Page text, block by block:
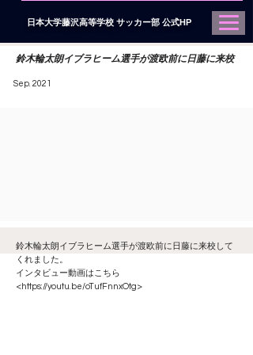
日本大学藤沢高等学校 サッカー部 公式HP
鈴木輪太朗イブラヒーム選手が渡欧前に日藤に来校
Sep. 2021
鈴木輪太朗イブラヒーム選手が渡欧前に日藤に来校して
くれました。
インタビュー動画はこちら
<https://youtu.be/oTufFnnxOtg>